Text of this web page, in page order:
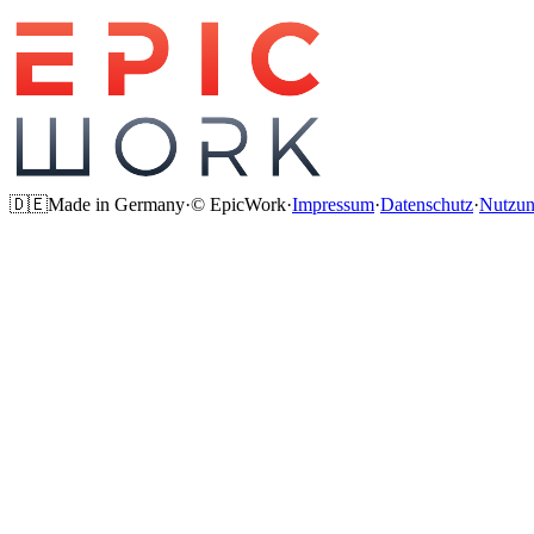
🇩🇪Made in Germany·© EpicWork·Impressum·Datenschutz·